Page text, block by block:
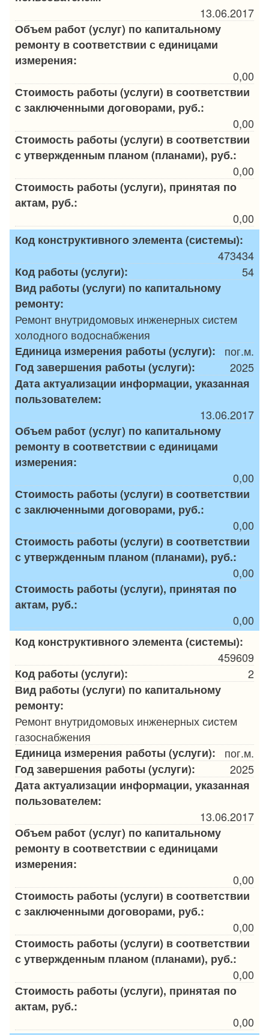
13.06.2017
Объем работ (услуг) по капитальному
ремонту в соответствии с единицами
измерения:
0,00
Стоимость работы (услуги) в соответствии
с заключенными договорами, руб.:
0,00
Стоимость работы (услуги) в соответствии
с утвержденным планом (планами), руб.:
0,00
Стоимость работы (услуги), принятая по
актам, руб.:
0,00
Код конструктивного элемента (системы):
473434
Код работы (услуги):
54
Вид работы (услуги) по капитальному
ремонту:
Ремонт внутридомовых инженерных систем
холодного водоснабжения
Единица измерения работы (услуги):
пог.м.
Год завершения работы (услуги):
2025
Дата актуализации информации, указанная
пользователем:
13.06.2017
Объем работ (услуг) по капитальному
ремонту в соответствии с единицами
измерения:
0,00
Стоимость работы (услуги) в соответствии
с заключенными договорами, руб.:
0,00
Стоимость работы (услуги) в соответствии
с утвержденным планом (планами), руб.:
0,00
Стоимость работы (услуги), принятая по
актам, руб.:
0,00
Код конструктивного элемента (системы):
459609
Код работы (услуги):
2
Вид работы (услуги) по капитальному
ремонту:
Ремонт внутридомовых инженерных систем
газоснабжения
Единица измерения работы (услуги):
пог.м.
Год завершения работы (услуги):
2025
Дата актуализации информации, указанная
пользователем:
13.06.2017
Объем работ (услуг) по капитальному
ремонту в соответствии с единицами
измерения:
0,00
Стоимость работы (услуги) в соответствии
с заключенными договорами, руб.:
0,00
Стоимость работы (услуги) в соответствии
с утвержденным планом (планами), руб.:
0,00
Стоимость работы (услуги), принятая по
актам, руб.:
0,00